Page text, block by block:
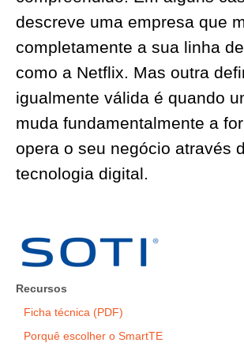
descreve uma empresa que
completamente a sua linha
como a Netflix. Mas outra
igualmente válida é quando
muda fundamentalmente a
opera o seu negócio através
tecnologia digital.
Recursos
Ficha técnica (PDF)
Porquê escolher o SmartTE